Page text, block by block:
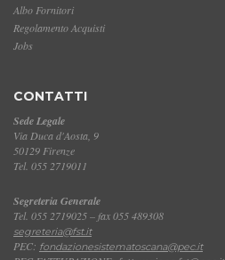
Albo Fornitori
Regolamento Acquisti
Jobs
CONTATTI
Sede Legale
Via Duca d'Aosta, 9
50129 Firenze
Tel. 055 2719011
Segreteria Generale
Tel. 055 2719025 – fax 055 489308
segreteria@fst.it
PEC: fondazionesistematoscana@pec.it